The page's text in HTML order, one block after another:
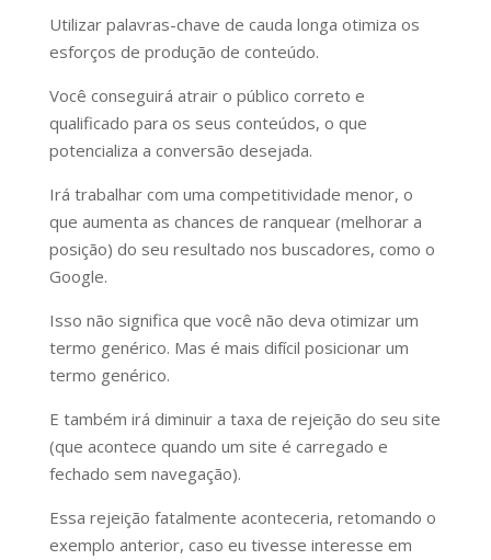
Utilizar palavras-chave de cauda longa otimiza os
esforços de produção de conteúdo.
Você conseguirá atrair o público correto e
qualificado para os seus conteúdos, o que
potencializa a conversão desejada.
Irá trabalhar com uma competitividade menor, o
que aumenta as chances de ranquear (melhorar a
posição) do seu resultado nos buscadores, como o
Google.
Isso não significa que você não deva otimizar um
termo genérico. Mas é mais difícil posicionar um
termo genérico.
E também irá diminuir a taxa de rejeição do seu site
(que acontece quando um site é carregado e
fechado sem navegação).
Essa rejeição fatalmente aconteceria, retomando o
exemplo anterior, caso eu tivesse interesse em